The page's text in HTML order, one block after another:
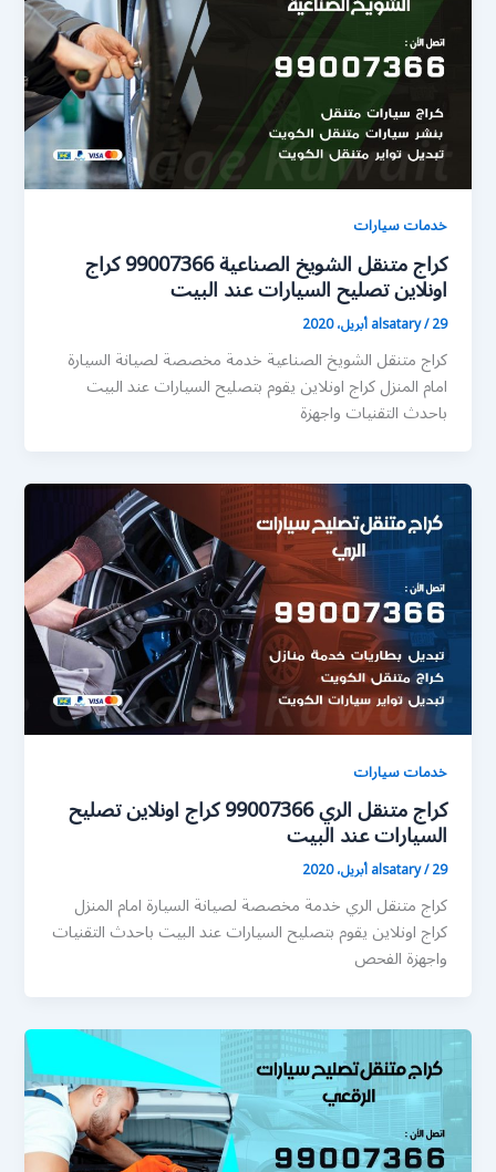
خدمات سيارات
كراج متنقل الشويخ الصناعية 99007366 كراج
اونلاين تصليح السيارات عند البيت
alsatary/29 أبريل، 2020
كراج متنقل الشويخ الصناعية خدمة مخصصة لصيانة السيارة
امام المنزل كراج اونلاين يقوم بتصليح السيارات عند البيت
باحدث التقنيات واجهزة
خدمات سيارات
كراج متنقل الري 99007366 كراج اونلاين تصليح
السيارات عند البيت
alsatary/29 أبريل، 2020
كراج متنقل الري خدمة مخصصة لصيانة السيارة امام المنزل
كراج اونلاين يقوم بتصليح السيارات عند البيت باحدث التقنيات
واجهزة الفحص